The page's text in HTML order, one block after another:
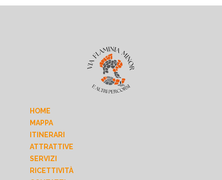
HOME
MAPPA
ITINERARI
ATTRATTIVE
SERVIZI
RICETTIVITÀ